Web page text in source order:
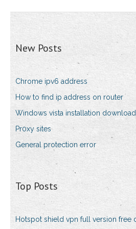
New Posts
Chrome ipv6 address
How to find ip address on router
Windows vista installation download
Pr0xy sites
General protection error
Top Posts
Hotspot shield vpn full version free